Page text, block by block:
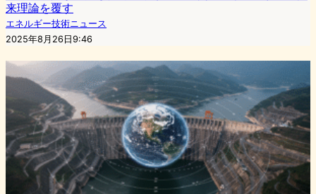
来理論を覆す
エネルギー技術ニュース
2025年8月26日9:46